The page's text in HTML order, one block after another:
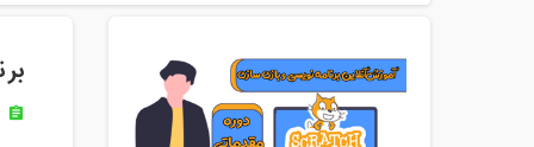
assignment